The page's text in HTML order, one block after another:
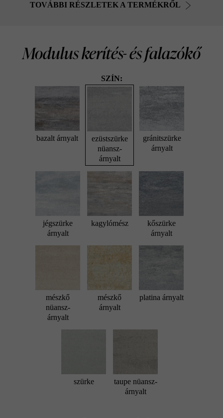
TOVÁBBI RÉSZLETEK A TERMÉKRŐL
Modulus kerítés- és falazókő
SZÍN:
bazalt árnyalt
ezüstszürke
nüansz-
árnyalt
gránitszürke
árnyalt
jégszürke
árnyalt
kagylómész
kőszürke
árnyalt
mészkő
nüansz-
árnyalt
mészkő
árnyalt
platina árnyalt
szürke
taupe nüansz-
árnyalt